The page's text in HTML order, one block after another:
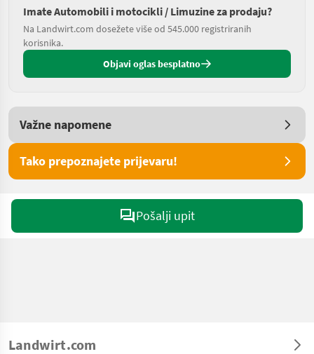
Imate Automobili i motocikli / Limuzine za prodaju?
Na Landwirt.com dosežete više od 545.000 registriranih
korisnika.
Objavi oglas besplatno
Važne napomene
Tako prepoznajete prijevaru!
Pošalji upit
Landwirt.com